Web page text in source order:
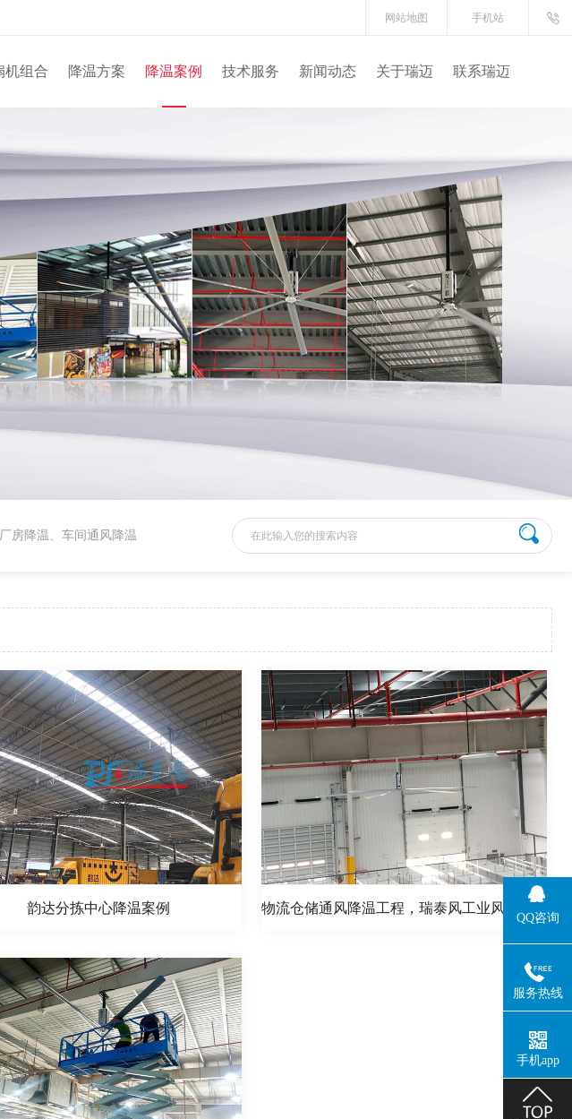
网站地图 手机站
扇机组合
风范系列 风雅系列
移动式冷风机
机组合 降温方案
摩托车降温方案
家具厂通风降温方案 制衣厂通风降温方案
电子厂通风降温方案 模具厂房降温方案
五金厂通风降温方案 食品厂通风降温方案
降温案例
商业场所通风降温案例 物流仓储降温案例
技术服务
服务保障
注意事项 查看更多
新闻动态
查看更多
关于瑞迈
企业形象
企业活动 合作客户
联系瑞迈
房降温 、 车间通风降温
韵达分拣中心降温案例
QQ咨询
服务热线
手机app